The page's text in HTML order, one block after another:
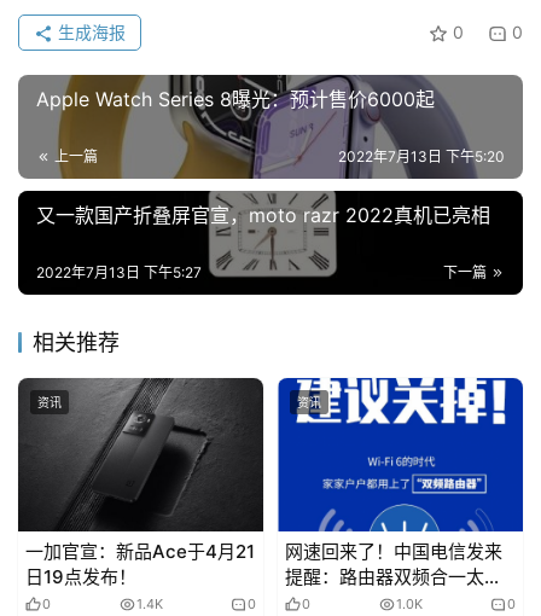
物
推
荐
0 0
生成海报
Apple Watch Series 8曝光：预计售价6000起
上一篇 2022年7月13日 下午5:20
又一款国产折叠屏官宣，moto razr 2022真机已亮相
下一篇
2022年7月13日 下午5:27
相关推荐
资讯
一加官宣：新品Ace于4月21
日19点发布！
0 1.4K 0
资讯
网速回来了！中国电信发来
提醒：路由器双频合一太
坑，赶紧关掉
0 1.0K 0